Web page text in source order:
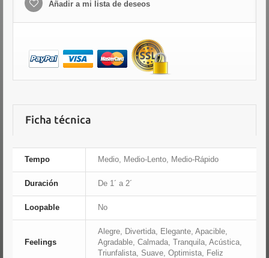
Añadir a mi lista de deseos
Ficha técnica
Tempo Medio, Medio-Lento, Medio-Rápido
Duración De 1´ a 2´
Loopable No
Feelings
Alegre, Divertida, Elegante, Apacible,
Agradable, Calmada, Tranquila, Acústica,
Triunfalista, Suave, Optimista, Feliz